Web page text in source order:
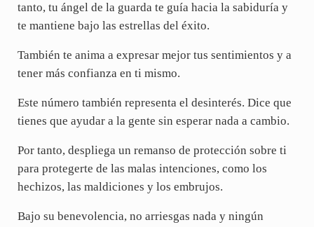
tanto, tu ángel de la guarda te guía hacia la sabiduría y
te mantiene bajo las estrellas del éxito.
También te anima a expresar mejor tus sentimientos y a
tener más confianza en ti mismo.
Este número también representa el desinterés. Dice que
tienes que ayudar a la gente sin esperar nada a cambio.
Por tanto, despliega un remanso de protección sobre ti
para protegerte de las malas intenciones, como los
hechizos, las maldiciones y los embrujos.
Bajo su benevolencia, no arriesgas nada y ningún